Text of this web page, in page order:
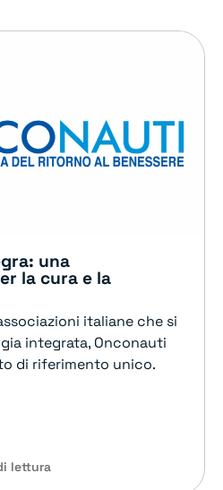
una
la cura e la
italiane che si
integrata, Onconauti
di riferimento unico.
lettura